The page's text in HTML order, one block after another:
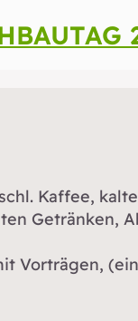
Kaffee,
Getränken,
Vorträgen,